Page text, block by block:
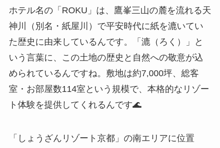
ホテル名の「ROKU」は、鷹峯三山の麓を流れる天
神川（別名・紙屋川）で平安時代に紙を漉いてい
た歴史に由来しているんです。「漉（ろく）」と
いう言葉に、この土地の歴史と自然への敬意が込
められているんですね。敷地は約7,000坪、総客
室・お部屋数114室という規模で、本格的なリゾー
ト体験を提供してくれるんです🌊
「しょうざんリゾート京都」の南エリアに位置